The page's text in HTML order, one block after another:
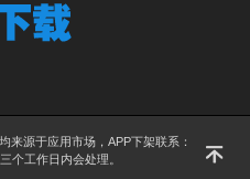
来源于应用市场，APP下架联系：
个工作日内会处理。